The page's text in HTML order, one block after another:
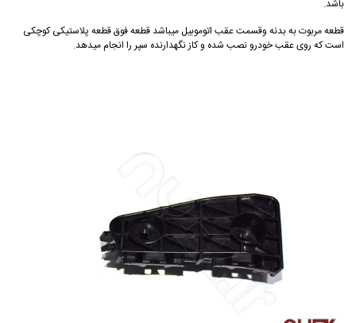
باشد.
قطعه مربوت به بدنه وقسمت عقب اتوموبیل میباشد قطعه فوق قطعه پلاستیکی کوچکی
است که روی عقب خودرو نصب شده و کاز نگهدارنده سپر را انجام میدهد.